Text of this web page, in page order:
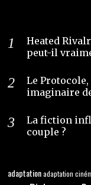
Heated
peut-il
Le
imaginaire
La fiction
couple ?
adaptation adaptation